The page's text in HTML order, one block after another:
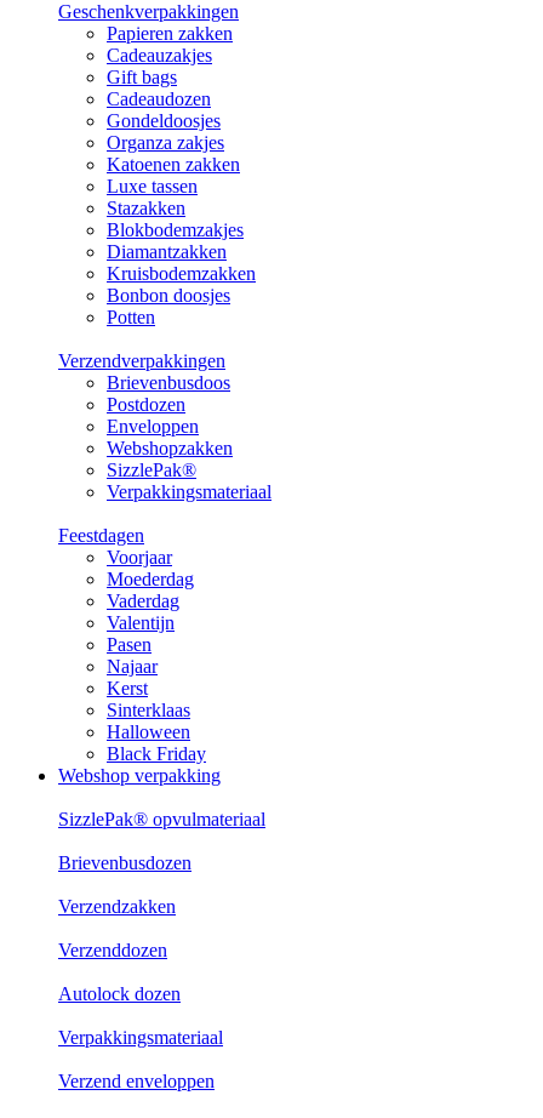
Geschenkverpakkingen
Papieren zakken
Cadeauzakjes
Gift bags
Cadeaudozen
Gondeldoosjes
Organza zakjes
Katoenen zakken
Luxe tassen
Stazakken
Blokbodemzakjes
Diamantzakken
Kruisbodemzakken
Bonbon doosjes
Potten
Verzendverpakkingen
Brievenbusdoos
Postdozen
Enveloppen
Webshopzakken
SizzlePak®
Verpakkingsmateriaal
Feestdagen
Voorjaar
Moederdag
Vaderdag
Valentijn
Pasen
Najaar
Kerst
Sinterklaas
Halloween
Black Friday
Webshop verpakking
SizzlePak® opvulmateriaal
Brievenbusdozen
Verzendzakken
Verzenddozen
Autolock dozen
Verpakkingsmateriaal
Verzend enveloppen